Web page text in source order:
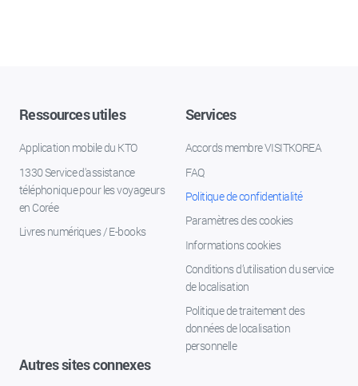
Ressources utiles
Application mobile du KTO
1330 Service d'assistance
téléphonique pour les voyageurs
en Corée
Livres numériques / E-books
Services
Accords membre VISITKOREA
FAQ
Politique de confidentialité
Paramètres des cookies
Informations cookies
Conditions d’utilisation du service
de localisation
Politique de traitement des
données de localisation
personnelle
Autres sites connexes